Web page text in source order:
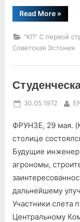
Read More »
"КП" С первой
Советская Эстония
Posted
30.05.1972 By
ФРУНЗЕ, 29 мая.
столице
Будущие
агрономы,
дальнейшему
Участники слета
Центральному